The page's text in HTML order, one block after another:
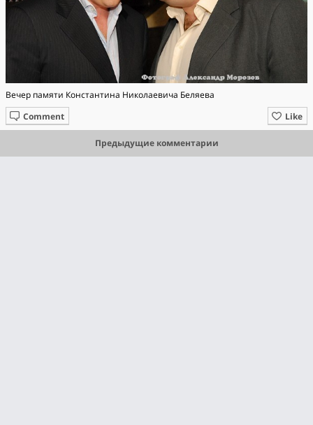
Вечер памяти Константина Николаевича Беляева
Like
Comment
Предыдущие комментарии